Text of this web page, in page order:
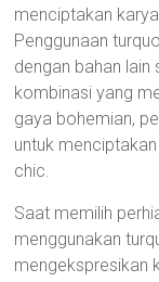
menciptakan
Penggunaan
dengan bahan
kombinasi yang
gaya bohemian,
untuk
chic.
Saat memilih
menggunakan
mengekspresikan